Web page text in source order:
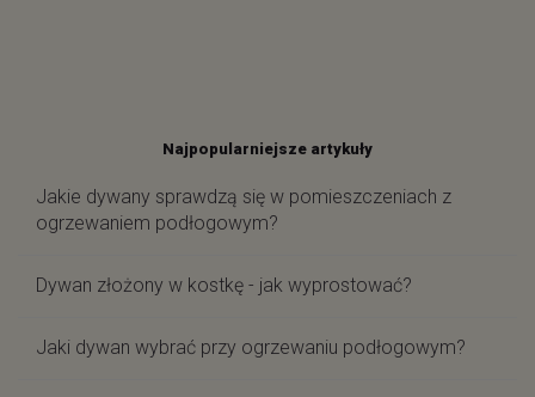
Najpopularniejsze artykuły
Jakie dywany sprawdzą się w pomieszczeniach z
ogrzewaniem podłogowym?
Dywan złożony w kostkę - jak wyprostować?
Jaki dywan wybrać przy ogrzewaniu podłogowym?